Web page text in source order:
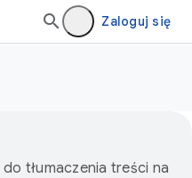
Zaloguj się
tłumaczenia treści na